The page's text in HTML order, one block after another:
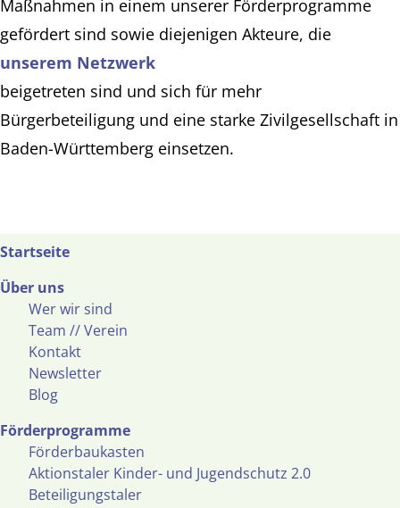
Maßnahmen in einem unserer Förderprogramme
gefördert sind sowie diejenigen Akteure, die
unserem Netzwerk
beigetreten sind und sich für mehr
Bürgerbeteiligung und eine starke Zivilgesellschaft in
Baden-Württemberg einsetzen.
Startseite
Über uns
Wer wir sind
Team // Verein
Kontakt
Newsletter
Blog
Förderprogramme
Förderbaukasten
Aktionstaler Kinder- und Jugendschutz 2.0
Beteiligungstaler